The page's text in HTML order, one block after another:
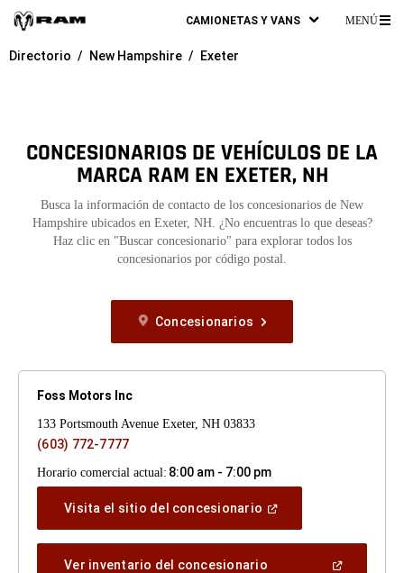
CAMIONETAS Y VANS MENÚ
Directorio New Hampshire Exeter
CONCESIONARIOS DE VEHÍCULOS DE LA
MARCA RAM EN EXETER, NH
Busca la información de contacto de los concesionarios de New
Hampshire ubicados en Exeter, NH. ¿No encuentras lo que deseas?
Haz clic en "Buscar concesionario" para explorar todos los
concesionarios por código postal.
Concesionarios
Foss Motors Inc
133 Portsmouth Avenue Exeter, NH 03833
(603) 772-7777
Horario comercial actual: 8:00 am - 7:00 pm
Visita el sitio del concesionario (Abrir
nueva)
Ver inventario del concesionario